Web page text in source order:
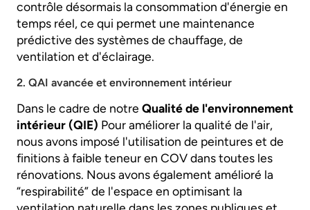
contrôle désormais la consommation d'énergie en
temps réel, ce qui permet une maintenance
prédictive des systèmes de chauffage, de
ventilation et d'éclairage.
2. QAI avancée et environnement intérieur
Dans le cadre de notre Qualité de l'environnement
intérieur (QIE) Pour améliorer la qualité de l'air,
nous avons imposé l'utilisation de peintures et de
finitions à faible teneur en COV dans toutes les
rénovations. Nous avons également amélioré la
“respirabilité” de l'espace en optimisant la